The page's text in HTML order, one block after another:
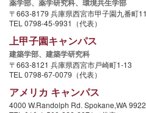
〒663-8179 兵庫県西宮市甲子園九番町
TEL 0798-45-9931（代表）
上甲子園キャンパス
建築学部、 建築学研究科
〒663-8121 兵庫県西宮市戸崎町1-13
TEL 0798-67-0079（代表）
アメリカ キャンパス
4000 W.Randolph Rd. Spokane,WA